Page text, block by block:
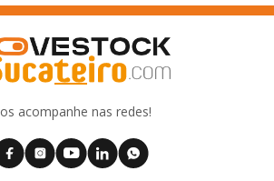
acompanhe nas redes!